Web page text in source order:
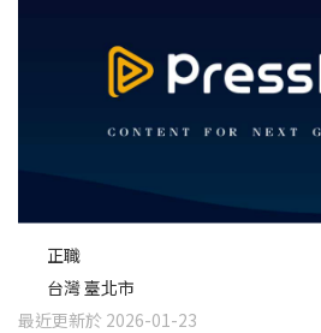
正職
台灣 臺北市
最近更新於 2026-01-23